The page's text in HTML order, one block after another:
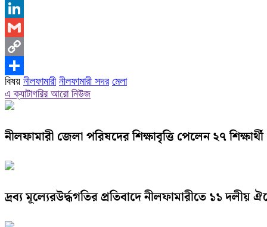
X
LinkedIn
Gmail
Copy
Link
Share
বিষয় নীলফামারী নীলফামারী সদর মেলা
এ ক্যাটাগরির আরো নিউজ
নীলফামারী জেলা পরিষদের শিক্ষাবৃত্তি পেলেন ২৭ শিক্ষার্থী
দ্রব্য মূল্যেরউর্দ্ধগতির প্রতিবাদে নীলফামারীতে ১১ দলীয়